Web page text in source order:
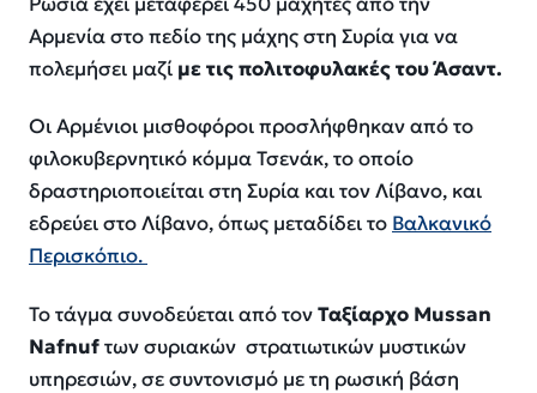
Αρμενία στο πεδίο της μάχης στη Συρία για να
πολεμήσει μαζί με τις πολιτοφυλακές του Άσαντ.
Οι Αρμένιοι μισθοφόροι προσλήφθηκαν από το
φιλοκυβερνητικό κόμμα Τσενάκ, το οποίο
δραστηριοποιείται στη Συρία και τον Λίβανο, και
εδρεύει στο Λίβανο, όπως μεταδίδει το Βαλκανικό
Περισκόπιο.
Το τάγμα συνοδεύεται από τονΤαξίαρχο Mussan
Nafnufτων συριακών στρατιωτικών μυστικών
υπηρεσιών, σε συντονισμό με τη ρωσική βάση